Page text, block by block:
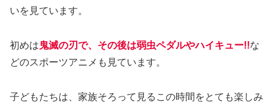
いを見ています。
初めは鬼滅の刃で、その後は弱虫ペダルやハイキュー!!な
どのスポーツアニメも見ています。
子どもたちは、家族そろって見るこの時間をとても楽しみ